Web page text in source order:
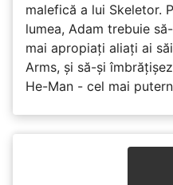
malefică a lui Skeletor.
lumea, Adam trebuie
mai apropiați aliați ai
Arms, și să-și
He-Man - cel mai